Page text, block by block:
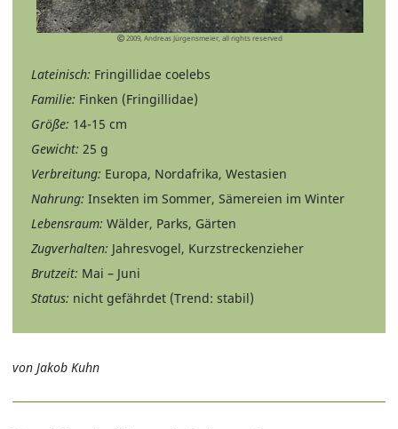
2009, Andreas Jürgensmeier, all rights reserved
Lateinisch: Fringillidae coelebs
Familie: Finken (Fringillidae)
Größe: 14-15 cm
Gewicht: 25 g
Verbreitung: Europa, Nordafrika, Westasien
Nahrung: Insekten im Sommer, Sämereien im Winter
Lebensraum: Wälder, Parks, Gärten
Zugverhalten: Jahresvogel, Kurzstreckenzieher
Brutzeit: Mai – Juni
Status: nicht gefährdet (Trend: stabil)
von Jakob Kuhn